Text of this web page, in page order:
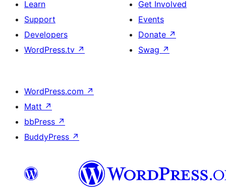
Learn
Support
Developers
WordPress.tv ↗
Get Involved
Events
Donate ↗
Swag ↗
WordPress.com ↗
Matt ↗
bbPress ↗
BuddyPress ↗